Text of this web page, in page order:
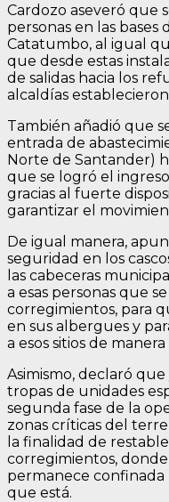
Cardozo aseveró que
personas en las bases
Catatumbo, al igual
que desde estas
de salidas hacia los
alcaldías
También añadió que
entrada de
Norte de Santander)
que se logró el
gracias al fuerte
garantizar el
De igual manera,
seguridad en los
las cabeceras
a esas personas que
corregimientos, para
en sus albergues y
a esos sitios de manera
Asimismo, declaró
tropas de unidades
segunda fase de la
zonas críticas del
la finalidad de
corregimientos,
permanece confinada
que está.